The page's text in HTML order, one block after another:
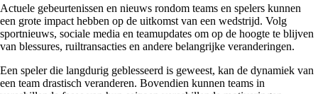
Actuele gebeurtenissen en nieuws rondom teams en spelers kunnen
een grote impact hebben op de uitkomst van een wedstrijd. Volg
sportnieuws, sociale media en teamupdates om op de hoogte te blijven
van blessures, ruiltransacties en andere belangrijke veranderingen.
Een speler die langdurig geblesseerd is geweest, kan de dynamiek van
een team drastisch veranderen. Bovendien kunnen teams in